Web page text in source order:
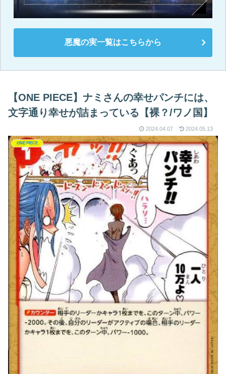
悪魔の実一覧はこちらから
【ONE PIECE】ナミさんの幸せパンチには、
文字通り幸せが詰まっている【裸？/ワノ国】
2024.04.07 2024.05.13
ONE PIECE